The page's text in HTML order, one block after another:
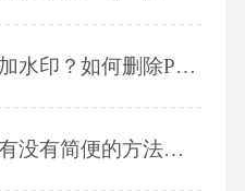
如何在PDF文件中添加水印？如何删除PDF文件中的水印？
如何去除PDF水印？有没有简便的方法去掉PDF文件中的水印？